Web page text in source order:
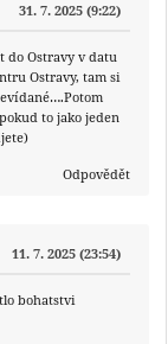
31. 7. 2025 (9:22)
do Ostravy v datu
Ostravy, tam si
to jako jeden
Odpovědět
11. 7. 2025 (23:54)
bohatstvi